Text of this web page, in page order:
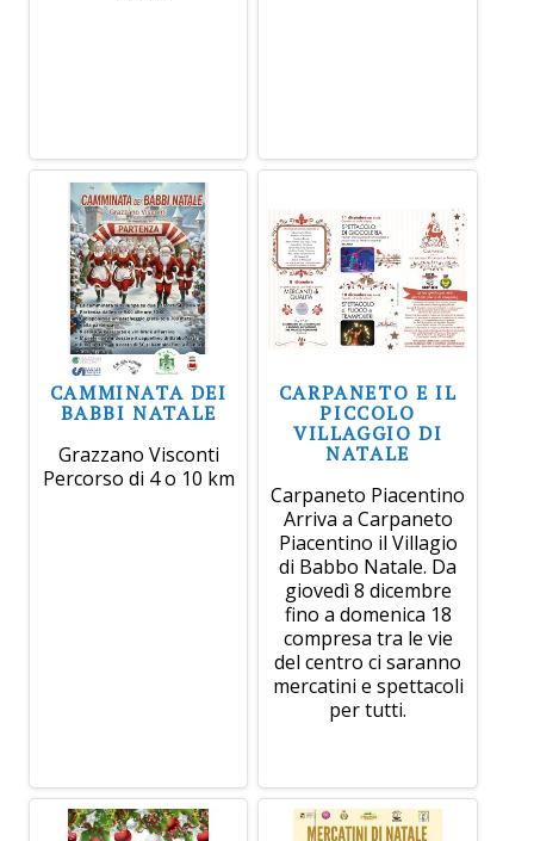
CAMMINATA DEI
BABBI NATALE
Grazzano Visconti
Percorso di 4 o 10 km
CARPANETO E IL
PICCOLO
VILLAGGIO DI
NATALE
Carpaneto Piacentino
Arriva a Carpaneto
Piacentino il Villagio
di Babbo Natale. Da
giovedì 8 dicembre
fino a domenica 18
compresa tra le vie
del centro ci saranno
mercatini e spettacoli
per tutti.